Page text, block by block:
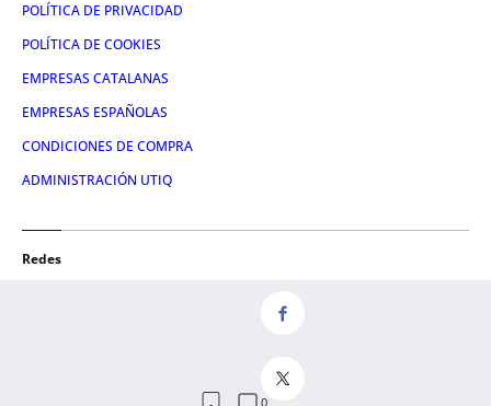
POLÍTICA DE PRIVACIDAD
POLÍTICA DE COOKIES
EMPRESAS CATALANAS
EMPRESAS ESPAÑOLAS
CONDICIONES DE COMPRA
ADMINISTRACIÓN UTIQ
Redes